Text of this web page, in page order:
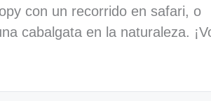
con un recorrido en safari, o
cabalgata en la naturaleza.